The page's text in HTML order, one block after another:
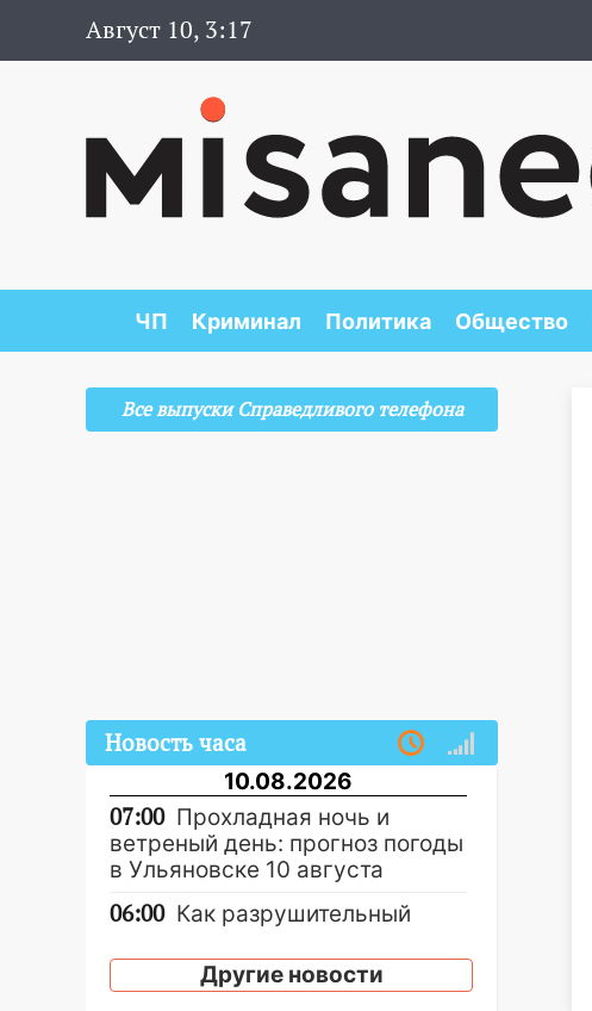
Август 10, 3:17
ЧП Криминал Политика Общество
Все выпуски Справедливого телефона
Новость часа
10.08.2026
07:00 Прохладная ночь и
ветреный день: прогноз погоды
в Ульяновске 10 августа
06:00 Как разрушительный
деревья парализовали
Ульяновскую область: ЧП за
Другие новости